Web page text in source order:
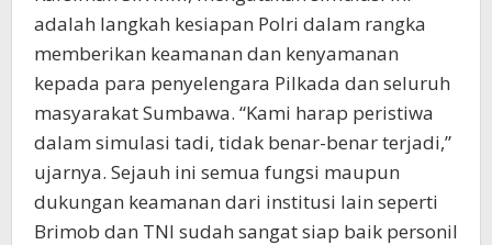
adalah langkah kesiapan Polri dalam rangka
memberikan keamanan dan kenyamanan
kepada para penyelengara Pilkada dan seluruh
masyarakat Sumbawa. “Kami harap peristiwa
dalam simulasi tadi, tidak benar-benar terjadi,”
ujarnya. Sejauh ini semua fungsi maupun
dukungan keamanan dari institusi lain seperti
Brimob dan TNI sudah sangat siap baik personil